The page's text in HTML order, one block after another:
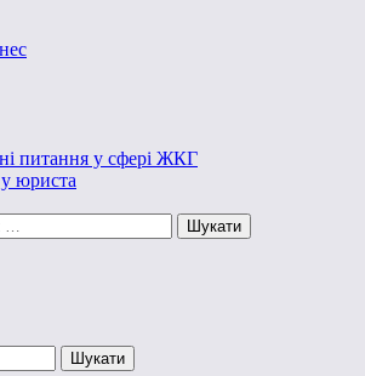
питання у сфері ЖКГ
юриста